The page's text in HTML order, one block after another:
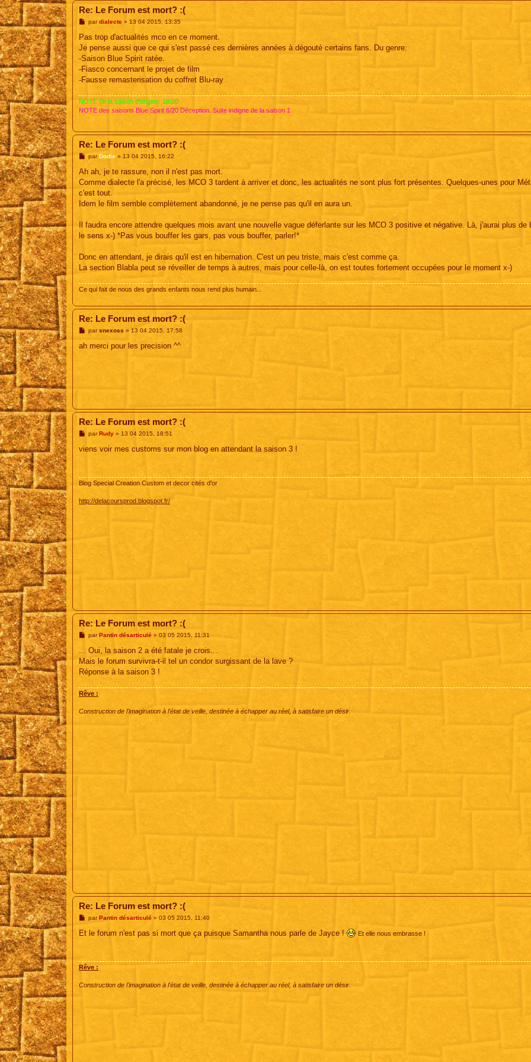
Re: Le Forum est mort? :(
M
s
a
g
pardialecte» 13 04 2015, 13:35
Pas trop d'actualités mco en ce moment.
Je pense aussi que ce qui s'est passé ces dernières années à dégouté certains fans. Du genre:
-Saison Blue Spirit ratée.
-Fiasco concernant le projet de film
-Fausse remasterisation du coffret Blu-ray
NOTE de la saison d'origine: 18/20
NOTE des saisons Blue Spirit 6/20 Déception. Suite indigne de la saison 1
Re: Le Forum est mort? :(
M
s
a
g
parDodie » 13 04 2015, 16:22
Ah ah, je te rassure, non il n'est pas mort.
Comme dialecte l'a précisé, les MCO 3 tardent à arriver et donc, les actualités ne sont plus fort présentes. Quelques-unes pour
c'est tout.
Idem le film semble complètement abandonné, je ne pense pas qu'il en aura un.
Il faudra encore attendre quelques mois avant une nouvelle vague déferlante sur les MCO 3 positive et négative. Là, j'aurai plus de
le sens x-) *Pas vous bouffer les gars, pas vous bouffer, parler!*
Donc en attendant, je dirais qu'il est en hibernation. C'est un peu triste, mais c'est comme ça.
La section Blabla peut se réveiller de temps à autres, mais pour celle-là, on est toutes fortement occupées pour le moment x-)
Ce qui fait de nous des grands enfants nous rend plus humain...
Re: Le Forum est mort? :(
M
s
parsnexoss » 13 04 2015, 17:58
ah merci pour les precision ^^
Re: Le Forum est mort? :(
M
s
parRudy» 13 04 2015, 18:51
viens voir mes customs sur mon blog en attendant la saison 3 !
Blog Special Creation Custom et decor cités d'or
http://delacoursprod.blogspot.fr/
Re: Le Forum est mort? :(
M
s
a
g
e
parPantin désarticulé» 03 05 2015, 11:31
... Oui, la saison 2 a été fatale je crois...
Mais le forum survivra-t-il tel un condor surgissant de la lave ?
Réponse à la saison 3 !
Rêve :
Construction de l'imagination à l'état de veille, destinée à échapper au réel, à satisfaire un désir.
Re: Le Forum est mort? :(
M
s
parPantin désarticulé» 03 05 2015, 11:40
Et le forum n'est pas si mort que ça puisque Samantha nous parle de Jayce ! Et elle nous embrasse !
Rêve :
Construction de l'imagination à l'état de veille, destinée à échapper au réel, à satisfaire un désir.